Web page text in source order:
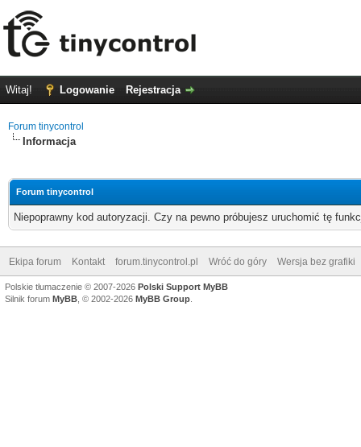
Witaj! Logowanie Rejestracja
Forum tinycontrol
Informacja
Forum tinycontrol
Niepoprawny kod autoryzacji. Czy na pewno próbujesz uruchomić tę
Ekipa forum Kontakt forum.tinycontrol.pl Wróć do góry Wersja bez grafiki
Polskie tłumaczenie © 2007-2026 Polski Support MyBB
Silnik forum MyBB , © 2002-2026 MyBB Group